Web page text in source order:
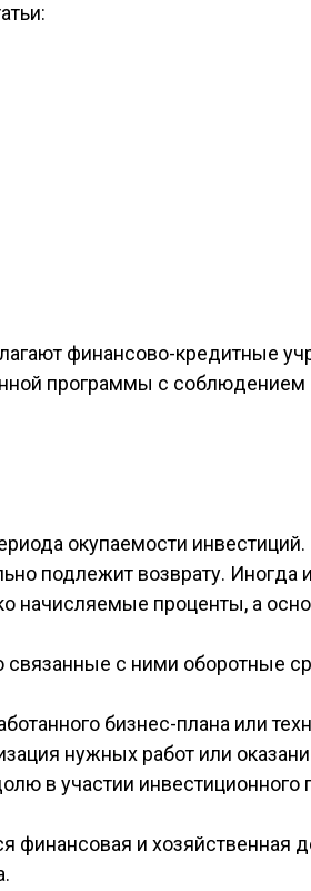
финансово-кредитные
программы с соблюдением
окупаемости инвестиций.
подлежит возврату.
начисляемые проценты, а
с ними оборотные
бизнес-плана или
нужных работ или
в участии инвестиционного
и хозяйственная